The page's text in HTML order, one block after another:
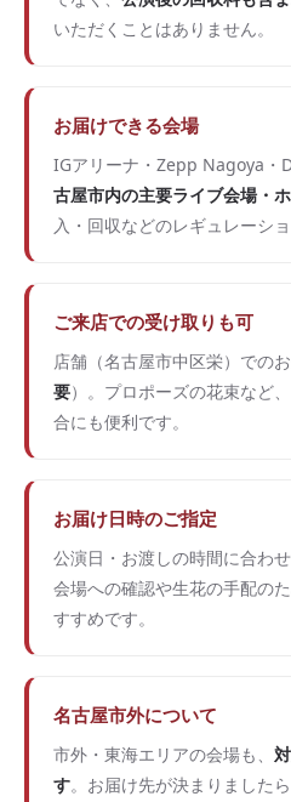
いただくことはありません。
お届けできる会場
IGアリーナ・Zepp Nagoya・
古屋市内の主要ライブ会場・
入・回収などのレギュレーシ
ご来店での受け取りも可
店舗（名古屋市中区栄）での
要）。プロポーズの花束など
合にも便利です。
お届け日時のご指定
公演日・お渡しの時間に合わ
会場への確認や生花の手配のた
すすめです。
名古屋市外について
市外・東海エリアの会場も、
す。お届け先が決まりました